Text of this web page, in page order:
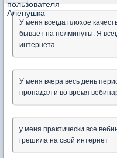
У меня всегда плохое
бывает на полминуты. Я
интернета.
У меня вчера весь день
пропадал и во время
у меня практически все
грешила на свой интернет